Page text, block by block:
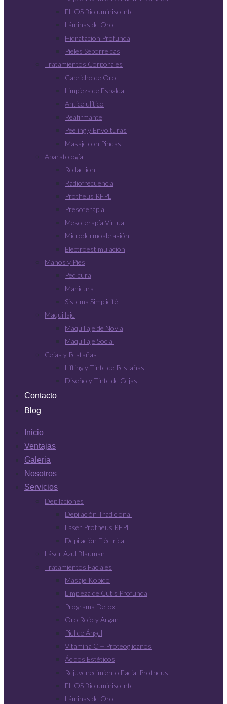
FHOS Bioluminiscente
Láminas de Oro
Hidratación Profunda
Pieles Seborreicas
Tratamientos Corporales
Capricho de Oro
Limpieza de Espalda
Anticelulítico
Reafirmante
Peeling y Envolturas
Masaje con Pindas
Aparatología
Rollaction
Radiofrecuencia
Protheus RFPL
Presoterapia
Mesoterapía Virtual
Microdermoabrasión
Electroestimulación
Manos y Pies
Pedicura
Manicura
Sistema Simplicité
Maquillaje
Maquillaje de Novia
Maquillaje Social
Cejas y Pestañas
Lifting y Tinte de Pestañas
Diseño y Tinte de Cejas
Contacto
Blog
Inicio
Ventajas
Galeria
Nosotros
Servicios
Depilaciones
Depilación Tradicional
Laser Protheus RFPL
Depilación Eléctrica
Láser Azul Blauman
Tratamientos Faciales
Masaje Kobido
Limpieza de Cutis Profunda
Programa Detox
Oro Rojo y Argan
Piel de Ángel
Vitamina C + Proteoglicanos
Ácidos Estéticos
Rejuvenecimiento Facial Protheus
FHOS Bioluminiscente
Láminas de Oro